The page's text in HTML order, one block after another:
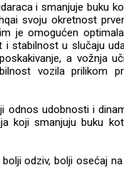
i smanjuje buku
svoju okretnost
je omogućen
stabilnost u slučaju
a vožnja
vozila prilikom
odnos udobnosti i
koji smanjuju buku
odziv, bolji osećaj